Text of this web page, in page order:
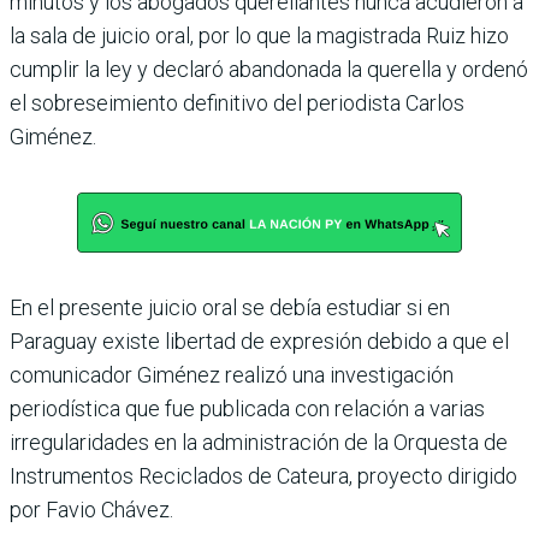
la sala de juicio oral, por lo que la magistrada Ruiz hizo
cumplir la ley y declaró abandonada la querella y ordenó
el sobreseimiento definitivo del periodista Carlos
Giménez.
En el presente juicio oral se debía estudiar si en
Paraguay existe libertad de expresión debido a que el
comunicador Giménez realizó una investigación
periodística que fue publicada con relación a varias
irregularidades en la administración de la Orquesta de
Instrumentos Reciclados de Cateura, proyecto dirigido
por Favio Chávez.